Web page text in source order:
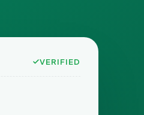
VERIFIED